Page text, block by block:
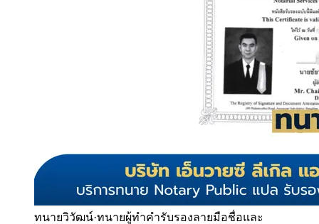
ทนายวิวัฒน์·ทนายผู้ทำคำรับรองลายมือชื่อและ